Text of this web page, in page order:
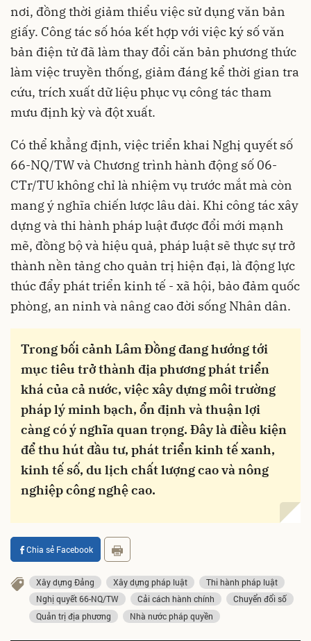
nơi, đồng thời giảm thiểu việc sử dụng văn bản
giấy. Công tác số hóa kết hợp với việc ký số văn
bản điện tử đã làm thay đổi căn bản phương thức
làm việc truyền thống, giảm đáng kể thời gian tra
cứu, trích xuất dữ liệu phục vụ công tác tham
mưu định kỳ và đột xuất.
Có thể khẳng định, việc triển khai Nghị quyết số
66-NQ/TW và Chương trình hành động số 06-
CTr/TU không chỉ là nhiệm vụ trước mắt mà còn
mang ý nghĩa chiến lược lâu dài. Khi công tác xây
dựng và thi hành pháp luật được đổi mới mạnh
mẽ, đồng bộ và hiệu quả, pháp luật sẽ thực sự trở
thành nền tảng cho quản trị hiện đại, là động lực
thúc đẩy phát triển kinh tế - xã hội, bảo đảm quốc
phòng, an ninh và nâng cao đời sống Nhân dân.
Trong bối cảnh Lâm Đồng đang hướng tới
mục tiêu trở thành địa phương phát triển
khá của cả nước, việc xây dựng môi trường
pháp lý minh bạch, ổn định và thuận lợi
càng có ý nghĩa quan trọng. Đây là điều kiện
để thu hút đầu tư, phát triển kinh tế xanh,
kinh tế số, du lịch chất lượng cao và nông
nghiệp công nghệ cao.
Chia sẻ Facebook
Xây dựng Đảng Xây dựng pháp luật
Thi hành pháp luật
Nghị quyết 66-NQ/TW
Cải cách hành chính
Chuyển đổi số
Quản trị địa phương
Nhà nước pháp quyền